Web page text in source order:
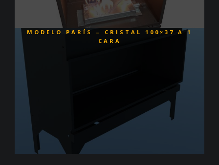
MODELO PARÍS – CRISTAL 100×37 A 1
CARA